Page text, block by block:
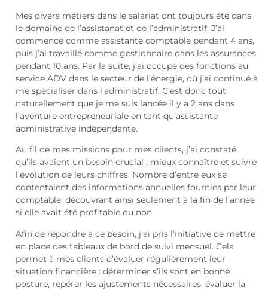
Mes divers métiers dans le salariat ont toujours été dans
le domaine de l’assistanat et de l’administratif. J’ai
commencé comme assistante comptable pendant 4 ans,
puis j’ai travaillé comme gestionnaire dans les assurances
pendant 10 ans. Par la suite, j’ai occupé des fonctions au
service ADV dans le secteur de l’énergie, où j’ai continué à
me spécialiser dans l’administratif. C’est donc tout
naturellement que je me suis lancée il y a 2 ans dans
l’aventure entrepreneuriale en tant qu’assistante
administrative indépendante.
Au fil de mes missions pour mes clients, j’ai constaté
qu’ils avaient un besoin crucial : mieux connaître et suivre
l’évolution de leurs chiffres. Nombre d’entre eux se
contentaient des informations annuelles fournies par leur
comptable, découvrant ainsi seulement à la fin de l’année
si elle avait été profitable ou non.
Afin de répondre à ce besoin, j’ai pris l’initiative de mettre
en place des tableaux de bord de suivi mensuel. Cela
permet à mes clients d’évaluer régulièrement leur
situation financière : déterminer s’ils sont en bonne
posture, repérer les ajustements nécessaires, évaluer la